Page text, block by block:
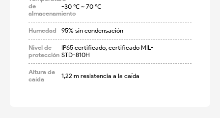
de
almacenamiento
-30 ℃ ~ 70 ℃
Humedad 95% sin condensación
Nivel de
protección
IP65 certificado, certificado MIL-
STD-810H
Altura de
caída
1,22 m resistencia a la caída